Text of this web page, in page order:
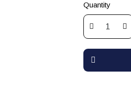
Quantity